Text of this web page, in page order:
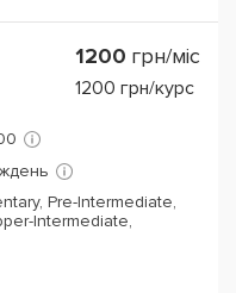
1200 грн/міс
1200 грн/курс
Pre-Intermediate,
Intermediate,